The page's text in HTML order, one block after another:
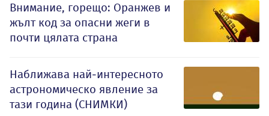
Внимание, горещо: Оранжев и
жълт код за опасни жеги в
почти цялата страна
Наближава най-интересното
астрономическо явление за
тази година (СНИМКИ)